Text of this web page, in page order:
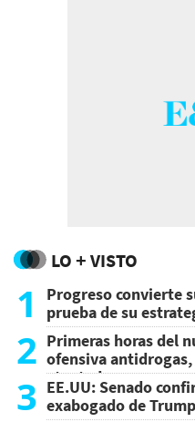
LO + VISTO
1
Progreso convierte
prueba de su
2 Primeras horas del
ofensiva antidrogas,
atentado
3 EE.UU: Senado
exabogado de